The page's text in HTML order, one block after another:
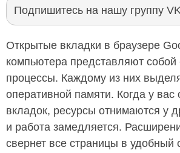
Подпишитесь на нашу группу
Открытые вкладки в браузере
компьютера представляют собой
процессы. Каждому из них
оперативной памяти. Когда у вас
вкладок, ресурсы отнимаются у
и работа замедляется.
свернет все страницы в удобный